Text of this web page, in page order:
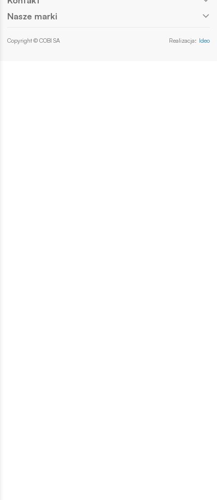
Nasze marki
Copyright © COBI SA Realizacja: Ideo